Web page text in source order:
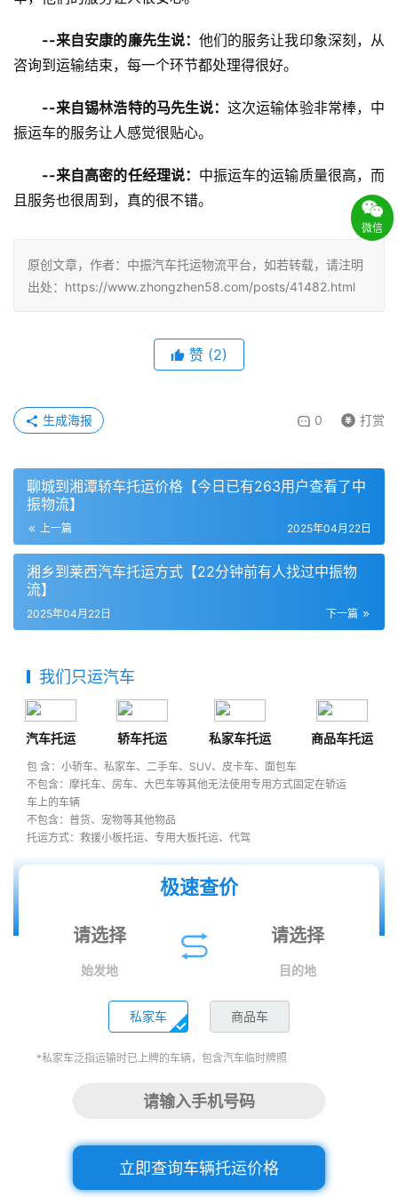
--来自安康的廉先生说： 他们的服务让我印象深刻，从
咨询到运输结束，每一个环节都处理得很好。
--来自锡林浩特的马先生说：这次运输体验非常棒，中
振运车的服务让人感觉很贴心。
--来自高密的任经理说： 中振运车的运输质量很高，而
且服务也很周到，真的很不错。
原创文章，作者：中振汽车托运物流平台，如若转载，请注明
出处：https://www.zhongzhen58.com/posts/41482.html
赞 (2)
0 打赏
生成海报
聊城到湘潭轿车托运价格【今日已有263用户查看了中
振物流】
上一篇 2025年04月22日
湘乡到莱西汽车托运方式【22分钟前有人找过中振物
流】
下一篇
2025年04月22日
我们只运汽车
汽车托运 轿车托运 私家车托运 商品车托运
包 含：小轿车、私家车、二手车、SUV、皮卡车、面包车
不包含：摩托车、房车、大巴车等其他无法使用专用方式固定在轿运
车上的车辆
不包含：普货、宠物等其他物品
托运方式：救援小板托运、专用大板托运、代驾
极速查价
始发地 目的地
私家车 商品车
*私家车泛指运输时已上牌的车辆，包含汽车临时牌照
立即查询车辆托运价格
微信